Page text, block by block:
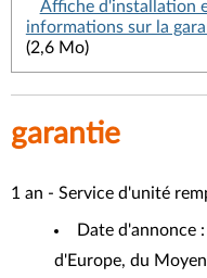
Affiche d'installation
informations sur la
(2,6 Mo)
garantie
1 an - Service d'unité
Date d'annonce
d'Europe, du